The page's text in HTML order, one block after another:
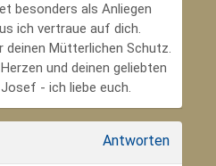
besonders als Anliegen
ich vertraue auf dich.
deinen Mütterlichen Schutz.
und deinen geliebten
- ich liebe euch.
Antworten